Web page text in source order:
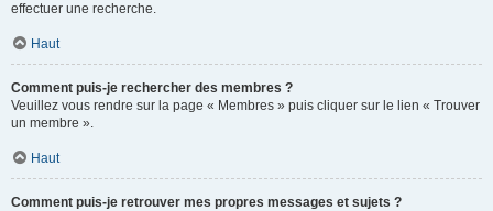
effectuer une recherche.
Haut
Comment puis-je rechercher des membres ?
Veuillez vous rendre sur la page « Membres » puis cliquer sur le lien « Trouver
un membre ».
Haut
Comment puis-je retrouver mes propres messages et sujets ?